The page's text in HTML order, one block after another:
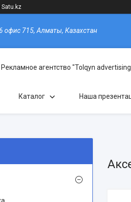
Satu.kz
офис 715, Алматы, Казахстан
Рекламное агентство "Tolqyn
Каталог Наша